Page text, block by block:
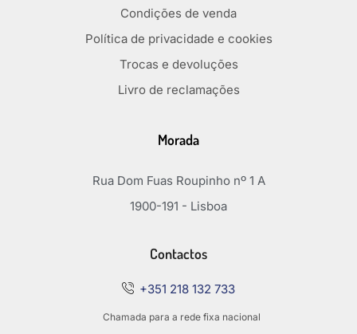
Condições de venda
Política de privacidade e cookies
Trocas e devoluções
Livro de reclamações
Morada
Rua Dom Fuas Roupinho nº 1 A
1900-191 - Lisboa
Contactos
+351 218 132 733
Chamada para a rede fixa nacional